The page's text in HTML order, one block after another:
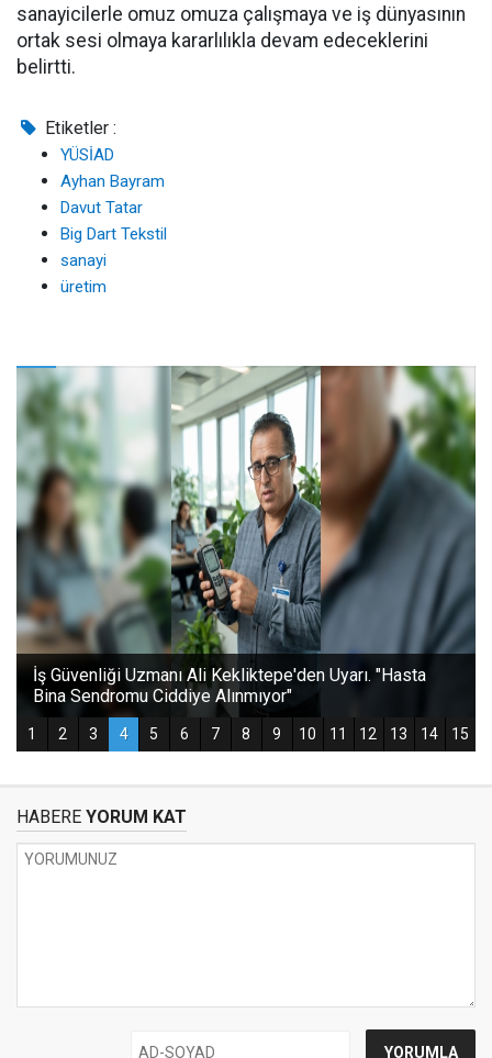
sanayicilerle omuz omuza çalışmaya ve iş dünyasının
ortak sesi olmaya kararlılıkla devam edeceklerini
belirtti.
Etiketler :
YÜSİAD
Ayhan Bayram
Davut Tatar
Big Dart Tekstil
sanayi
üretim
HABERE YORUM KAT